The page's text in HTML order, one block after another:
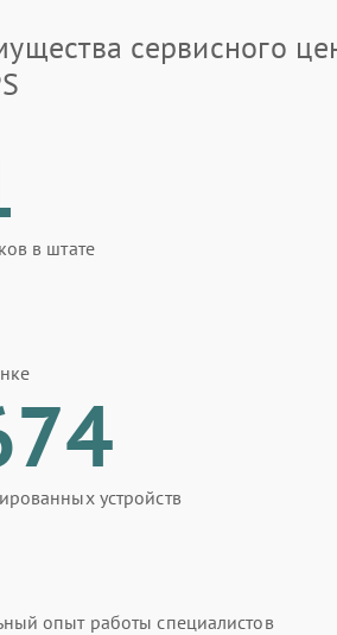
сервисного
в штате
устройств
опыт работы специалистов